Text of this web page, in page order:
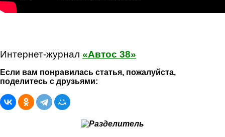
Интернет-журнал «Автос 38»
Если вам понравилась статья, пожалуйста,
поделитесь с друзьями: